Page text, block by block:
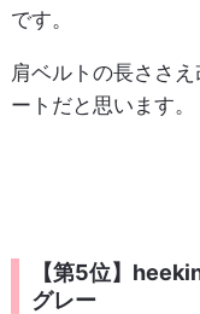
です。
肩ベルトの長ささ
ートだと思います。
【第5位】
グレー